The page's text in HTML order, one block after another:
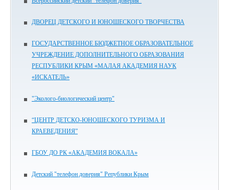
ДВОРЕЦ ДЕТСКОГО И ЮНОШЕСКОГО ТВОРЧЕСТВА
ГОСУДАРСТВЕННОЕ БЮДЖЕТНОЕ ОБРАЗОВАТЕЛЬНОЕ
УЧРЕЖДЕНИЕ ДОПОЛНИТЕЛЬНОГО ОБРАЗОВАНИЯ
РЕСПУБЛИКИ КРЫМ «МАЛАЯ АКАДЕМИЯ НАУК
«ИСКАТЕЛЬ»
"Эколого-биологический центр"
“ЦЕНТР ДЕТСКО-ЮНОШЕСКОГО ТУРИЗМА И
КРАЕВЕДЕНИЯ”
ГБОУ ДО РК «АКАДЕМИЯ ВОКАЛА»
Детский "телефон доверия" Републики Крым